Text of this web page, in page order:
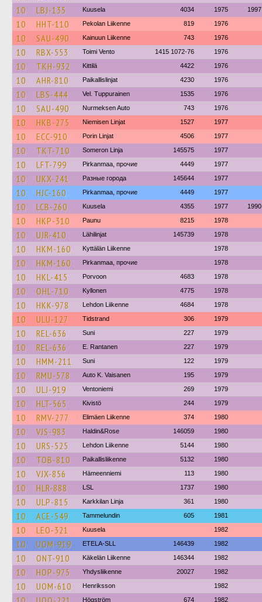
10 LBJ-135 Kuusela 4034 1975 1997
10 HHT-110 Pekolan Liikenne 819 1976
10 SAU-490 Kainuun Liikenne 743 1976
10 RBX-553 Toimi Vento 1415 1072-76 1976
10 TKH-932 Kittilä 4422 1976
10 AHR-810 Paikallislinjat 4230 1976
10 LBS-444 Vel. Tuppurainen 1535 1976
10 SAU-490 Nurmeksen Auto 743 1976
10 HKB-275 Niemisen Linjat 1527 1977
10 ECC-910 Porin Linjat 4506 1977
10 TKT-710 Someron Linja 145575 1977
10 LFT-799 Pirkanmaa, прочие 4449 1977
10 UKX-241 Разные города 145644 1977
10 HJC-160 Pirkanmaa, прочие 4449 1977
10 LCB-260 Kuusela 4355 1977 1990
10 HKP-310 Paunu 8215 1978
10 UJR-410 Lähilinjat 145739 1978
10 HKM-160 Kyttälän Liikenne 1978
10 HKM-160 Pirkanmaa, прочие 1978
10 HKL-415 Porvoon 4683 1978
10 OHL-710 Kyllonen 4775 1978
10 HKK-978 Lehdon Liikenne 4684 1978
10 ULU-127 Tidstrand 306 1979
10 REL-636 Suni 227 1979
10 REL-636 E. Rantanen 227 1979
10 HMM-211 Suni 122 1979
10 RMU-578 Auto K. Vaisanen 195 1979
10 ULJ-919 Ventoniemi 269 1979
10 HLT-565 Kivistö 244 1979
10 RMV-277 Elimäen Liikenne 374 1980
10 VJS-983 Haldin&Rose 146059 1980
10 URS-525 Lehdon Liikenne 5144 1980
10 TOB-810 Paikallisliikenne 5132 1980
10 VJX-856 Hämeenniemi 113 1980
10 HLR-888 LSL 1737 1980
10 ULP-815 Karkkilan Linja 361 1980
10 ACE-549 Tammelundin 605 1981
10 LEO-321 Kuusela 1982
10 UOM-919 ETELA-SLL 146439 1982
10 ONT-910 Käkelän Liikenne 146344 1982
10 HOP-975 Yhdysliikenne 20027 1982
10 UOM-610 Henriksson 1982
Högström 674 1982